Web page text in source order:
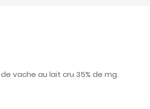
vache au lait cru 35% de mg.